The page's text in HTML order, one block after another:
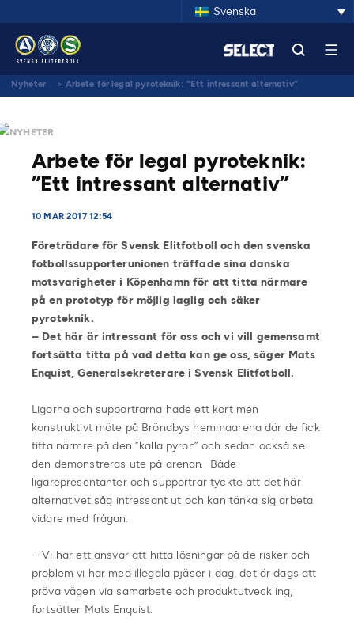
Svenska
Nyheter > Arbete för legal pyroteknik: ”Ett intressant alternativ”
NYHETER
Arbete för legal pyroteknik:
”Ett intressant alternativ”
10 MAR 2017 12:54
Företrädare för Svensk Elitfotboll och den svenska
fotbollssupporterunionen träffade sina danska
motsvarigheter i Köpenhamn för att titta närmare
på en prototyp för möjlig laglig och säker
pyroteknik.
– Det här är intressant för oss och vi vill gemensamt
fortsätta titta på vad detta kan ge oss, säger Mats
Enquist, Generalsekreterare i Svensk Elitfotboll.
Ligorna och supportrarna hade ett kort men
konstruktivt möte på Bröndbys hemmaarena där de fick
titta närmre på den ”kalla pyron” och sedan också se
den demonstreras ute på arenan. Både
ligarepresentanter och supportrar tyckte att det här
alternativet såg intressant ut och kan tänka sig arbeta
vidare med frågan.
– Vi har ett ansvar att hitta lösningar på de risker och
problem vi har med illegala pjäser i dag, det är dags att
pröva vägen via samarbete och produktutveckling,
fortsätter Mats Enquist.